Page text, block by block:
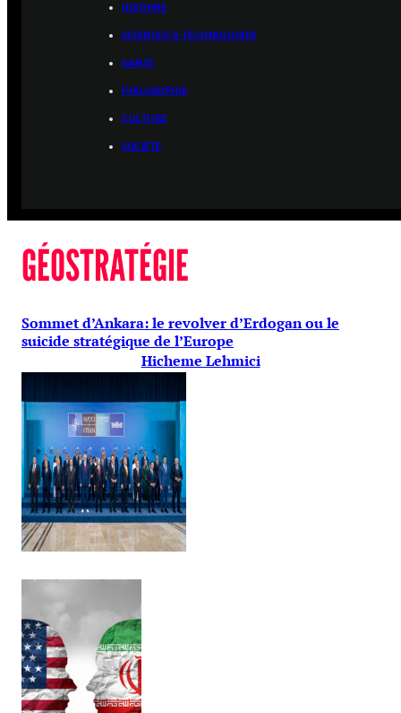
HISTOIRE
SCIENCES & TECHNOLOGIES
SANTÉ
PHILOSOPHIE
CULTURE
SOCIÉTÉ
GÉOSTRATÉGIE
Sommet d’Ankara: le revolver d’Erdogan ou le
suicide stratégique de l’Europe
Hicheme Lehmici